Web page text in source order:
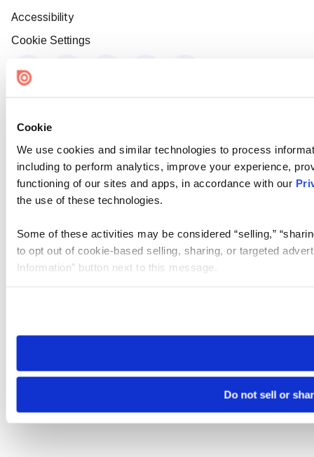
Cookie
We use cookies and similar technologies to process
including to perform analytics, improve your experience,
functioning of our sites and apps, in accordance with our
the use of these technologies.
Some of these activities may be considered “selling,”
to opt out of cookie-based selling, sharing, or targeted
Information” button next to this message.
need to be set again.
Do not sell or
Accessibility
Cookie Settings